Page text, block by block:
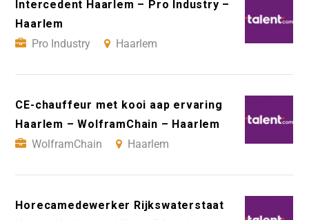
Intercedent Haarlem – Pro Industry –
Haarlem
Pro Industry
Haarlem
CE-chauffeur met kooi aap ervaring
Haarlem – WolframChain – Haarlem
WolframChain
Haarlem
Horecamedewerker Rijkswaterstaat